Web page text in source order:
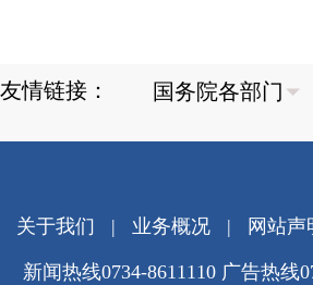
友情链接：
关于我们 | 业务概况| 网站声
新闻热线0734-8611110 广告热线